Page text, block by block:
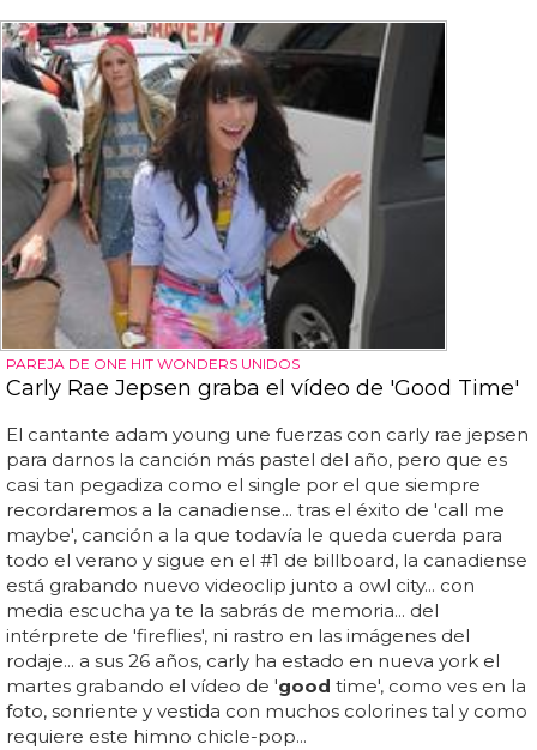
PAREJA DE ONE HIT WONDERS UNIDOS
Carly Rae Jepsen graba el vídeo de 'Good Time'
El cantante adam young une fuerzas con carly rae jepsen
para darnos la canción más pastel del año, pero que es
casi tan pegadiza como el single por el que siempre
recordaremos a la canadiense... tras el éxito de 'call me
maybe', canción a la que todavía le queda cuerda para
todo el verano y sigue en el #1 de billboard, la canadiense
está grabando nuevo videoclip junto a owl city... con
media escucha ya te la sabrás de memoria... del
intérprete de 'fireflies', ni rastro en las imágenes del
rodaje... a sus 26 años, carly ha estado en nueva york el
martes grabando el vídeo de 'good time', como ves en la
foto, sonriente y vestida con muchos colorines tal y como
requiere este himno chicle-pop...